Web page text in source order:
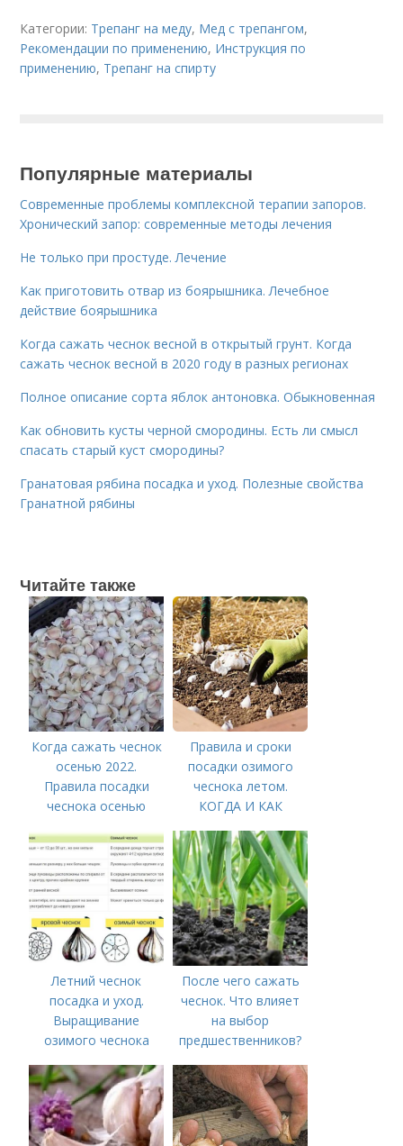
Категории: Трепанг на меду, Мед с трепангом,
Рекомендации по применению, Инструкция по
применению, Трепанг на спирту
Популярные материалы
Современные проблемы комплексной терапии запоров.
Хронический запор: современные методы лечения
Не только при простуде. Лечение
Как приготовить отвар из боярышника. Лечебное
действие боярышника
Когда сажать чеснок весной в открытый грунт. Когда
сажать чеснок весной в 2020 году в разных регионах
Полное описание сорта яблок антоновка. Обыкновенная
Как обновить кусты черной смородины. Есть ли смысл
спасать старый куст смородины?
Гранатовая рябина посадка и уход. Полезные свойства
Гранатной рябины
Читайте также
Когда сажать чеснок
осенью 2022.
Правила посадки
чеснока осенью
Правила и сроки
посадки озимого
чеснока летом.
КОГДА И КАК
ПОСАДИТЬ ОЗИМЫЙ
ЧЕСНОК
Летний чеснок
посадка и уход.
Выращивание
озимого чеснока
После чего сажать
чеснок. Что влияет
на выбор
предшественников?